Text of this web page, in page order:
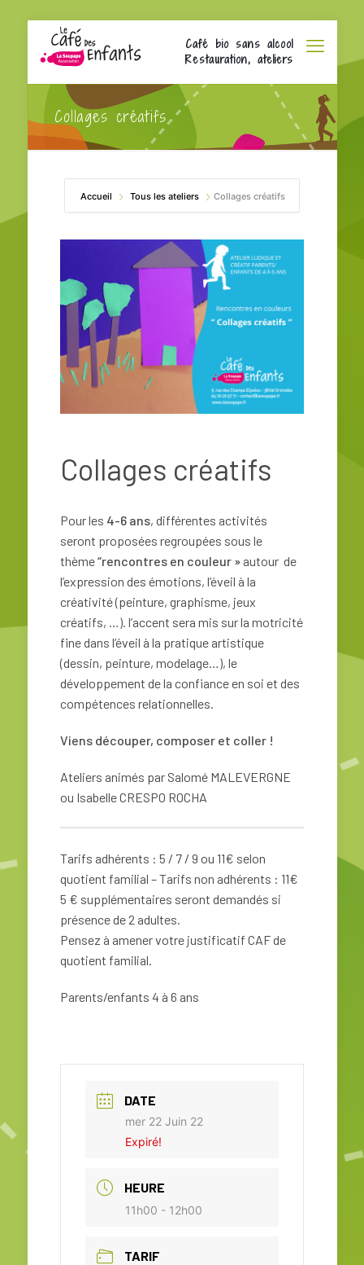
Café bio sans alcool
Restauration, ateliers
Collages créatifs
Accueil Tous les ateliers Collages créatifs
Collages créatifs
Pour les 4-6 ans, différentes activités
seront proposées regroupées sous le
thème“rencontres en couleur » autour de
l’expression des émotions, l’éveil à la
créativité (peinture, graphisme, jeux
créatifs, …). l’accent sera mis sur la motricité
fine dans l’éveil à la pratique artistique
(dessin, peinture, modelage…), le
développement de la confiance en soi et des
compétences relationnelles.
Viens découper, composer et coller !
Ateliers animés par Salomé MALEVERGNE
ou Isabelle CRESPO ROCHA
Tarifs adhérents : 5 / 7 / 9 ou 11€ selon
quotient familial – Tarifs non adhérents : 11€
5 € supplémentaires seront demandés si
présence de 2 adultes.
Pensez à amener votre justificatif CAF de
quotient familial.
Parents/enfants 4 à 6 ans
DATE
mer 22 Juin 22
Expiré!
HEURE
11h00 - 12h00
TARIF